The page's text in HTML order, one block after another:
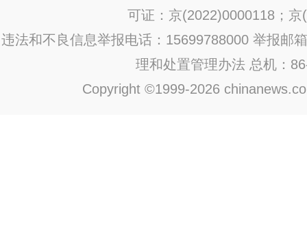
可证：京(2022)0000118；京
违法和不良信息举报电话：15699788000 举报邮
理和处置管理办法 总机：
Copyright ©1999-2026